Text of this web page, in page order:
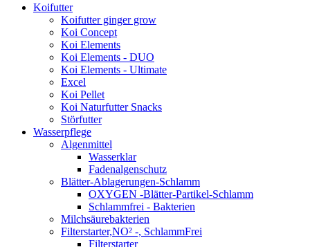
Koifutter
Koifutter ginger grow
Koi Concept
Koi Elements
Koi Elements - DUO
Koi Elements - Ultimate
Excel
Koi Pellet
Koi Naturfutter Snacks
Störfutter
Wasserpflege
Algenmittel
Wasserklar
Fadenalgenschutz
Blätter-Ablagerungen-Schlamm
OXYGEN -Blätter-Partikel-Schlamm
Schlammfrei - Bakterien
Milchsäurebakterien
Filterstarter,NO² -, SchlammFrei
Filterstarter